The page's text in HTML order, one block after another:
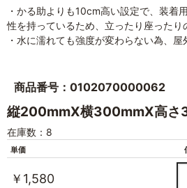
・かる助よりも10cm高い設定で、装着
性を持っているため、立ったり座ったり
・水に濡れても強度が変わらない為、屋
商品番号：0102070000062
縦200mmX横300mmX高さ
在庫数：8
単価
￥1,580